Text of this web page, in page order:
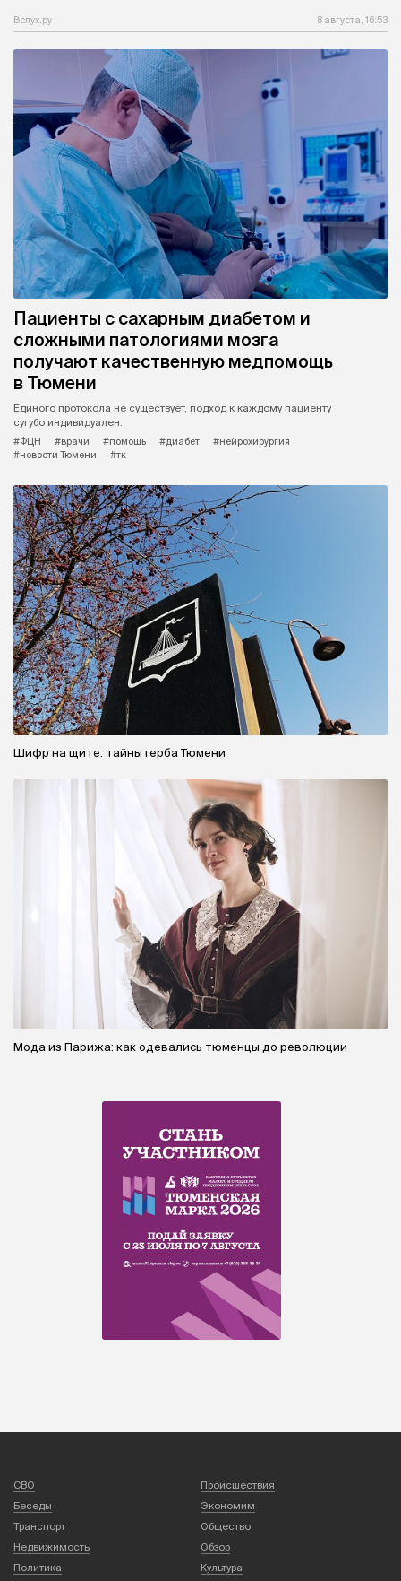
Вслух.ру 8 августа, 16:53
Пациенты с сахарным диабетом и
сложными патологиями мозга
получают качественную медпомощь
в Тюмени
Единого протокола не существует, подход к каждому пациенту
сугубо индивидуален.
#ФЦН
#врачи #помощь #диабет
#нейрохирургия
#новости Тюмени
#тк
Шифр на щите: тайны герба Тюмени
Мода из Парижа: как одевались тюменцы до революции
СВО
Происшествия
Беседы
Экономим
Транспорт
Общество
Недвижимость
Обзор
Политика
Культура